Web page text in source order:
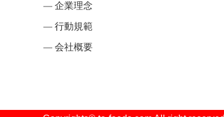
企業理念
行動規範
会社概要